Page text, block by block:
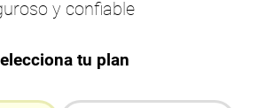
y confiable
tu plan